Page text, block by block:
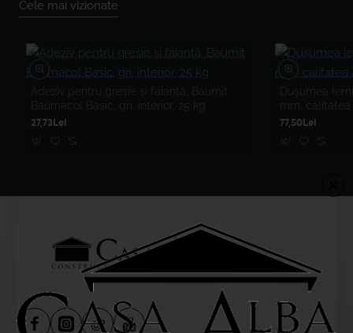
Cele mai vizionate
Adeziv pentru gresie și faianță, Baumit
Baumacol Basic, gri, interior, 25 kg
27,73Lei
Dușumea
mm,
77,50Lei